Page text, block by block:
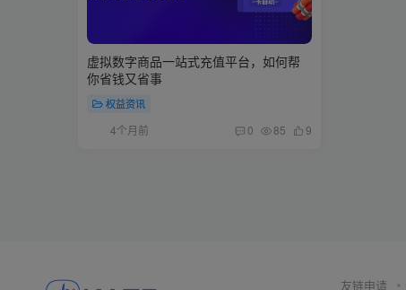
虚拟数字商品一站式充值平台，如何帮
你省钱又省事
权益资讯
4个月前 0 85 9
友链申请